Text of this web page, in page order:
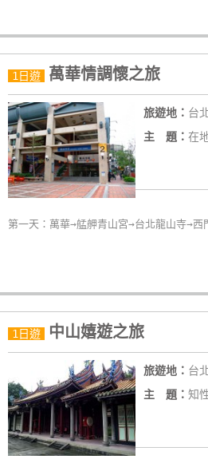
1日遊 萬華情調懷之旅
旅遊地： 台
主 題： 在
第一天：萬華→艋舺青山宮→台北龍山寺→西
1日遊 中山嬉遊之旅
旅遊地： 台
主 題： 知